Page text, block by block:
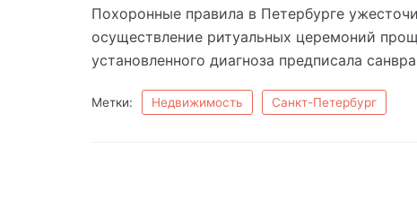
Похоронные правила в Петербурге
осуществление ритуальных церемоний
установленного диагноза предписала
Метки: Недвижимость Санкт-Петербург